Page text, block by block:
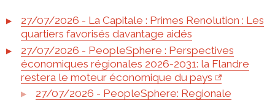
27/07/2026 - La Capitale : Primes Renolution : Les
quartiers favorisés davantage aidés
27/07/2026 - PeopleSphere : Perspectives
économiques régionales 2026-2031: la Flandre
restera le moteur économique du pays
27/07/2026 - PeopleSphere: Regionale